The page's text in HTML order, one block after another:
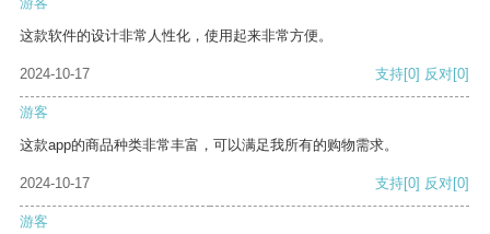
这款软件的设计非常人性化，使用起来非常方便。
2024-10-17 支持[0] 反对[0]
游客
这款app的商品种类非常丰富，可以满足我所有的购物需求。
2024-10-17 支持[0] 反对[0]
游客